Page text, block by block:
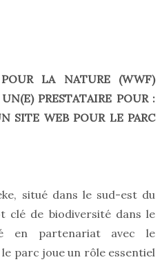
LA NATURE (WWF)
PRESTATAIRE POUR :
SITE WEB POUR LE PARC
situé dans le sud-est du
clé de biodiversité dans le
en partenariat avec le
parc joue un rôle essentiel